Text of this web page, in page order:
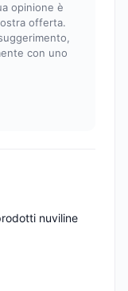
opinione è
offerta.
con uno
nuviline